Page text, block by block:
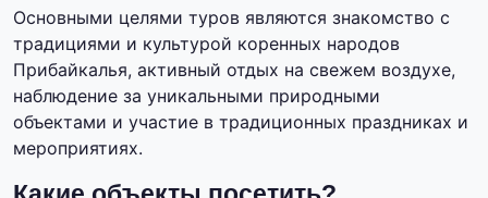
Основными целями туров являются знакомство с
традициями и культурой коренных народов
Прибайкалья, активный отдых на свежем воздухе,
наблюдение за уникальными природными
объектами и участие в традиционных праздниках и
мероприятиях.